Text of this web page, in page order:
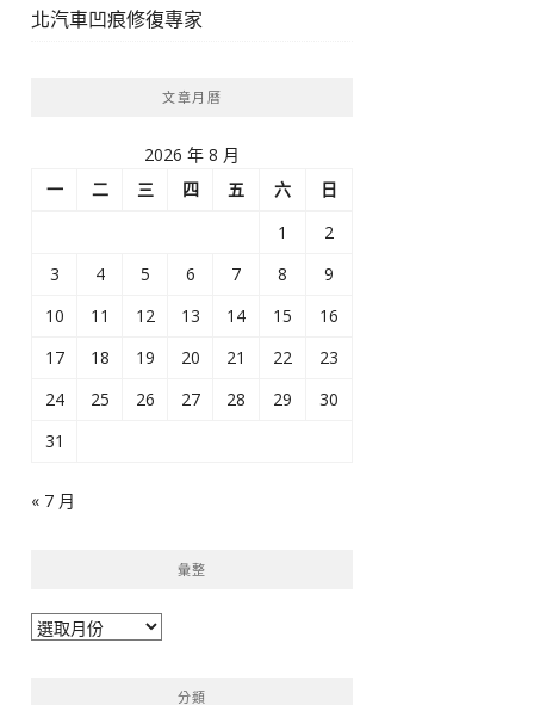
北汽車凹痕修復專家
文章月曆
2026 年 8 月
一
二 三 四 五 六
日
1
2
3
4 5 6 7 8
9
10
11 12 13 14 15
16
17
18 19 20 21 22
23
24
25 26 27 28 29
30
31
« 7 月
彙整
彙
分類